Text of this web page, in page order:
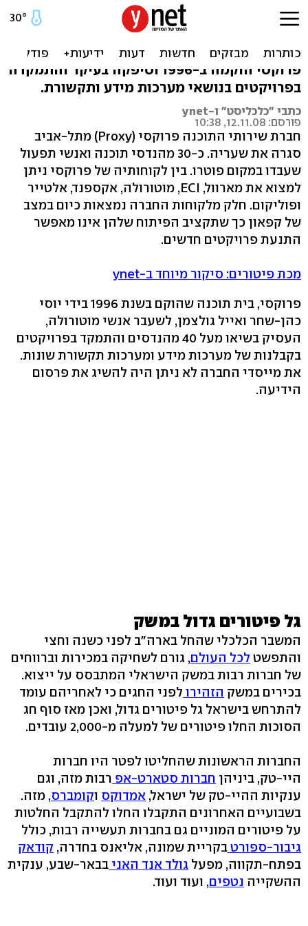
בית התוכנה פרוקסי נסגר. 30
עובדים פוטרו
פרוקסי הוקמה ב-1996 וסיפקה בעיקר והתמקדה
בפרויקטים בנושאי מערכות מידע ותקשורת.
כתבי "כלכליסט" ו-ynet
פורסם: 12.11.08, 10:38
חברת שירותי התוכנה פרוקסי (Proxy) מתל-אביב
סגרה את שעריה. כ-30 מהנדסי תוכנה ואנשי תפעול
שעבדו במקום פוטרו. בין לקוחותיה של פרוקסי ניתן
למצוא את מארוול, ECI, מוטורולה, אקספנד, אלטייר
ופוליקום. חלק מלקוחות החברה נמצאות כיום במצב
של קפאון כך שתקציב הפיתוח שלהן אינו מאפשר
התנעת פרויקטים חדשים.
מכת פיטורים: סיקור מיוחד ב-ynet
פרוקסי, בית תוכנה שהוקם בשנת 1996 בידי יוסי
כהן-שחר ואייל גולצמן, לשעבר אנשי מוטורולה,
העסיק בשיאו מעל 40 מהנדסים והתמקד בפרויקטים
בקבלנות של מערכות מידע ומערכות תקשורת שונות.
את מייסדי החברה לא ניתן היה להשיג את פרסום
הידיעה.
גל פיטורים גדול במשק
המשבר הכלכלי שהחל בארה"ב לפני כשנה וחצי
והתפשט לכל העולם, גורם לשחיקה במכירות וברווחים
של חברות רבות במשק הישראלי המתבסס על ייצוא.
בכירים במשק הזהירו לפני החגים כי לאחריהם עומד
להתרחש בישראל גל פיטורים גדול, ואכן מאז סוף חג
הסוכות החלו פיטורים של למעלה מ-2,000 עובדים.
החברות הראשונות שהחליטו לפטר היו חברות
היי-טק, ביניהן חברות סטארט-אפ רבות מזה, וגם
ענקיות ההיי-טק של ישראל, אמדוקס וקומברס, מזה.
בשבועיים האחרונים התקבלו החלו להתקבל החלטות
על פיטורים המוניים גם בחברות תעשייה רבות, כולל
גיבור-ספורטבקריית שמונה, אליאנס בחדרה, קודאק
בפתח-תקווה, מפעל גולד אנד האני בבאר-שבע, ענקית
ההשקייה נטפים, ועוד ועוד.